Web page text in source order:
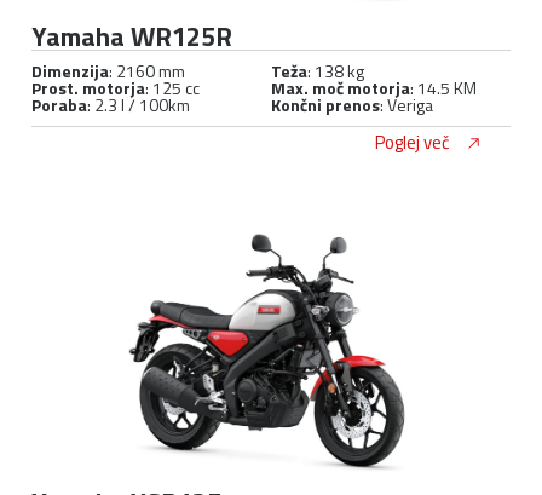
Yamaha WR125R
Dimenzija: 2160 mm Teža: 138 kg
Prost. motorja: 125 cc Max. moč motorja: 14.5 KM
Poraba: 2.3 l / 100km Končni prenos: Veriga
Poglej več